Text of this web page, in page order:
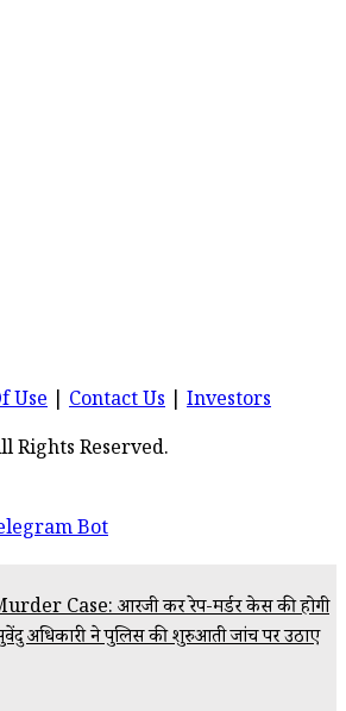
Use Contact Us
Investors
Rights Reserved.
Case: आरजी कर रेप-मर्डर केस की होगी
अधिकारी ने पुलिस की शुरुआती जांच पर उठाए